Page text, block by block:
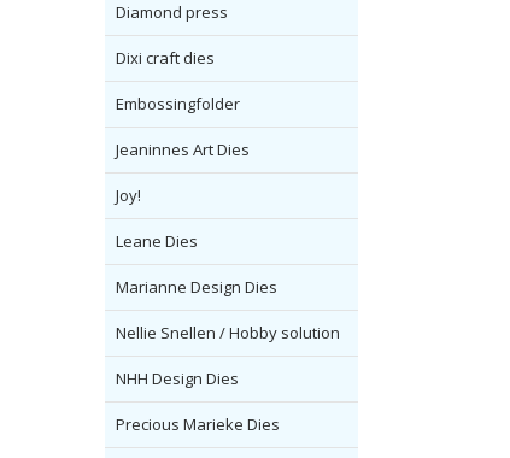
Diamond press
Dixi craft dies
Embossingfolder
Jeaninnes Art Dies
Joy!
Leane Dies
Marianne Design Dies
Nellie Snellen / Hobby solution
NHH Design Dies
Precious Marieke Dies